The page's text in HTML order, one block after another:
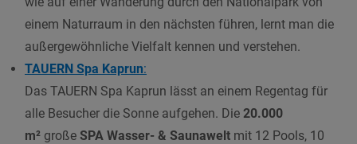
einem Naturraum in den nächsten führen, lernt man die
außergewöhnliche Vielfalt kennen und verstehen.
TAUERN Spa Kaprun:
Das TAUERN Spa Kaprun lässt an einem Regentag für
alle Besucher die Sonne aufgehen. Die 20.000
m² große SPA Wasser- & Saunawelt mit 12 Pools, 10